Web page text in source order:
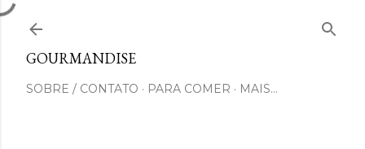
GOURMANDISE
SOBRE / CONTATO PARA COMER MAIS…